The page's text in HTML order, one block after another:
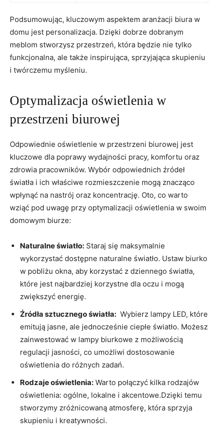
Podsumowując, kluczowym ‌aspektem‌ aranżacji biura w
domu jest⁢ personalizacja. Dzięki ‍dobrze dobranym
meblom stworzysz przestrzeń, która‍ będzie‌ nie​ tylko
funkcjonalna,⁤ ale także inspirująca, sprzyjająca skupieniu
i twórczemu myśleniu.
Optymalizacja oświetlenia ⁤w
przestrzeni ⁤biurowej
Odpowiednie⁣ oświetlenie w przestrzeni biurowej jest
kluczowe dla poprawy wydajności pracy,‍ komfortu ⁢oraz
zdrowia pracowników. Wybór odpowiednich źródeł
światła ⁤i ich właściwe rozmieszczenie mogą znacząco
wpłynąć na nastrój⁢ oraz ‍koncentrację. Oto, co warto
wziąć pod ‍uwagę ⁢przy optymalizacji oświetlenia w swoim
domowym biurze:
Naturalne światło: Staraj ‌się maksymalnie
wykorzystać dostępne‍ naturalne światło. Ustaw‍ biurko
w ​pobliżu okna, aby ‍korzystać z dziennego ‍światła,
które jest najbardziej⁢ korzystne ⁢dla oczu i mogą
zwiększyć‌ energię.
Źródła sztucznego światła: ‌ Wybierz lampy LED, które
emitują jasne, ale jednocześnie ‌ciepłe światło. Możesz
⁣zainwestować w⁤ lampy biurkowe z możliwością
⁤regulacji ​jasności, co umożliwi dostosowanie
oświetlenia ⁣do różnych zadań.
Rodzaje oświetlenia: Warto połączyć kilka rodzajów
oświetlenia: ⁢ogólne, lokalne i⁢ akcentowe.Dzięki ⁣temu
stworzymy zróżnicowaną atmosferę, ‍która sprzyja
skupieniu i ‍kreatywności.